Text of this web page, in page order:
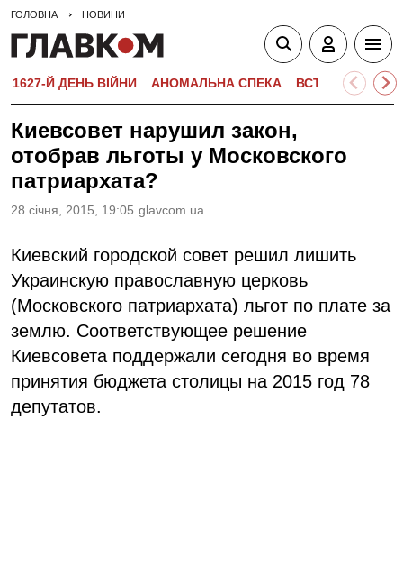
ГОЛОВНА НОВИНИ
1627-Й ДЕНЬ ВІЙНИ АНОМАЛЬНА СПЕКА ВСТУПНА
Киевсовет нарушил закон,
отобрав льготы у Московского
патриархата?
28 сiчня, 2015, 19:05 glavcom.ua
Киевский городской совет решил лишить
Украинскую православную церковь
(Московского патриархата) льгот по плате за
землю. Соответствующее решение
Киевсовета поддержали сегодня во время
принятия бюджета столицы на 2015 год 78
депутатов.